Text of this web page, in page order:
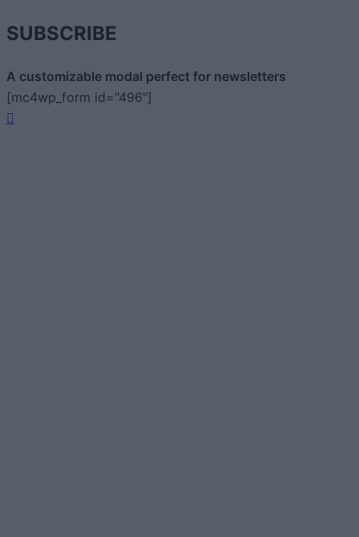
SUBSCRIBE
A customizable modal perfect for newsletters
[mc4wp_form id="496"]